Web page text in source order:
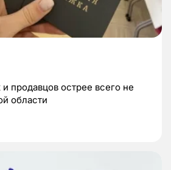
продавцов острее всего не
области